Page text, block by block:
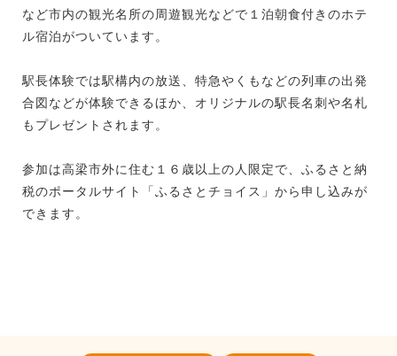
など市内の観光名所の周遊観光などで１泊朝食付きのホテ
ル宿泊がついています。
駅長体験では駅構内の放送、特急やくもなどの列車の出発
合図などが体験できるほか、オリジナルの駅長名刺や名札
もプレゼントされます。
参加は高梁市外に住む１６歳以上の人限定で、ふるさと納
税のポータルサイト「ふるさとチョイス」から申し込みが
できます。